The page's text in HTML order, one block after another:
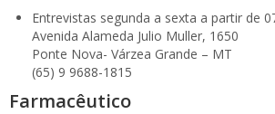
Entrevistas segunda a sexta a partir de
Avenida Alameda Julio Muller, 1650
Ponte Nova- Várzea Grande – MT
(65) 9 9688-1815
Farmacêutico